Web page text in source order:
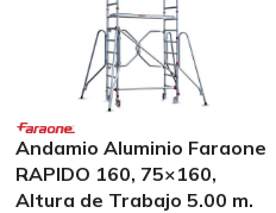
Andamio Aluminio Faraone
RAPIDO 160, 75×160,
Altura de Trabajo 5.00 m.